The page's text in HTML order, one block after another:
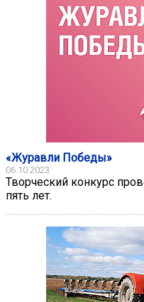
«Журавли Победы»
06.10.2023
Творческий конкурс
пять лет.